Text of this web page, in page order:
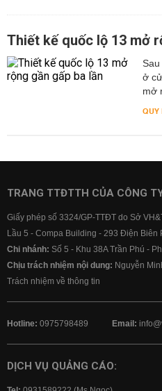
Thiết kế quốc lộ 13 mở
ở
mở
TRANG TTĐTTH CỦA CÔNG
Giấy phép số 3324/GP-TTĐT do Sở
Lầu 5 - Compa Building - 293 Điện Biên
Chi nhánh: Số 5 - Khu 38A Trần Phú -
Chịu trách nhiệm nội dung: Nguyễn
Trách nhiệm về thông tin
Hotline: 0975798489 Email:
DỊCH VỤ QUẢNG CÁO: